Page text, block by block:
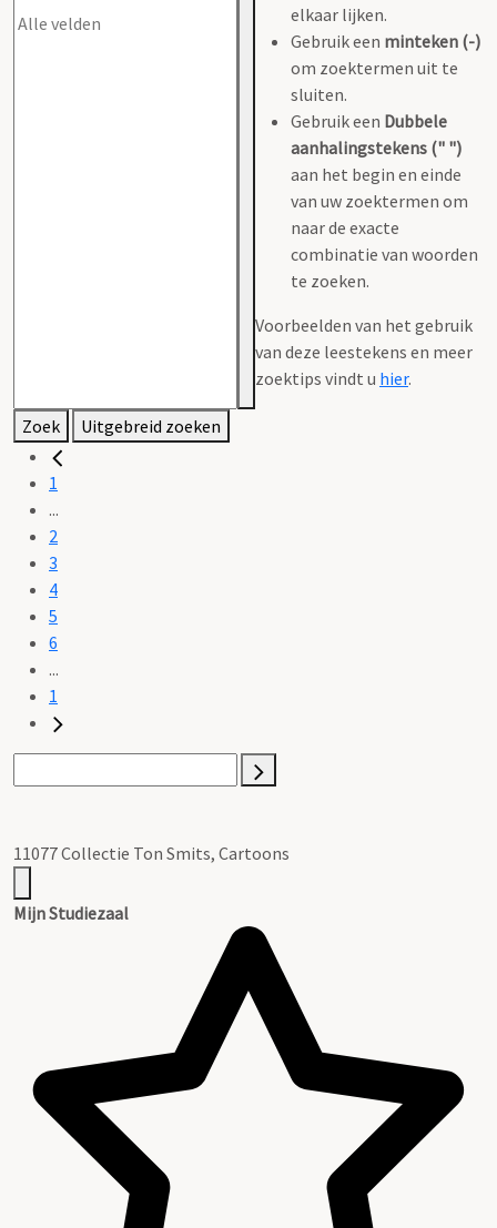
elkaar lijken.
Gebruik een minteken (-)
om zoektermen uit te
sluiten.
Gebruik een Dubbele
aanhalingstekens (" ")
aan het begin en einde
van uw zoektermen om
naar de exacte
combinatie van woorden
te zoeken.
Voorbeelden van het gebruik
van deze leestekens en meer
zoektips vindt u hier.
Zoek Uitgebreid zoeken
1
...
2
3
4
5
6
...
1
11077 Collectie Ton Smits, Cartoons
Mijn Studiezaal